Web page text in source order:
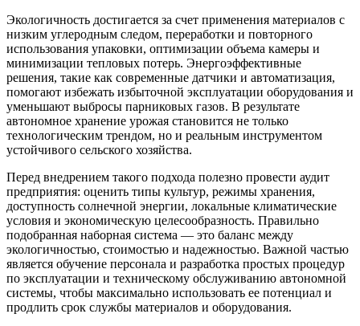
Экологичность достигается за счет применения материалов с
низким углеродным следом, переработки и повторного
использования упаковки, оптимизации объема камеры и
минимизации тепловых потерь. Энергоэффективные
решения, такие как современные датчики и автоматизация,
помогают избежать избыточной эксплуатации оборудования и
уменьшают выбросы парниковых газов. В результате
автономное хранение урожая становится не только
технологическим трендом, но и реальным инструментом
устойчивого сельского хозяйства.
Перед внедрением такого подхода полезно провести аудит
предприятия: оценить типы культур, режимы хранения,
доступность солнечной энергии, локальные климатические
условия и экономическую целесообразность. Правильно
подобранная наборная система — это баланс между
экологичностью, стоимостью и надежностью. Важной частью
является обучение персонала и разработка простых процедур
по эксплуатации и техническому обслуживанию автономной
системы, чтобы максимально использовать ее потенциал и
продлить срок службы материалов и оборудования.